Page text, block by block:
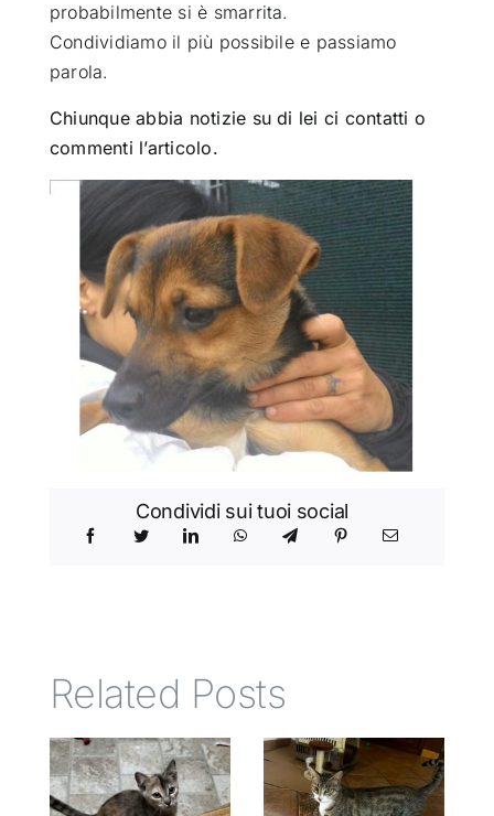
probabilmente si è smarrita.
Condividiamo il più possibile e passiamo
parola.
Chiunque abbia notizie su di lei ci contatti o
commenti l’articolo.
Condividi sui tuoi social
Related Posts